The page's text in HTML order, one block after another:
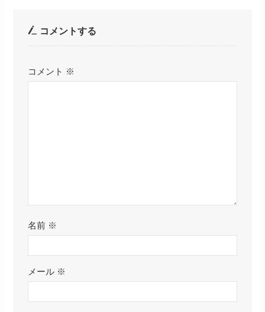
コメントする
コメント ※
名前 ※
メール ※